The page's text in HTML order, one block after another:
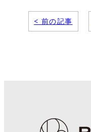
< 前の記事